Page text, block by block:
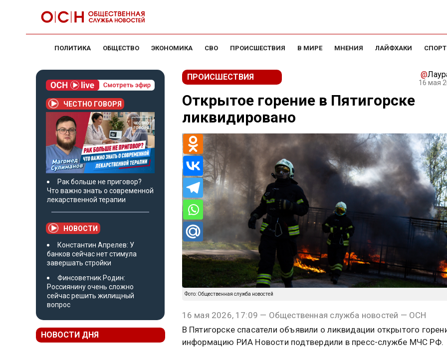
ПОЛИТИКА ОБЩЕСТВО ЭКОНОМИКА СВО ПРОИСШЕСТВИЯ В МИРЕ МНЕНИЯ ЛАЙФХАКИ СПОРТ
ЧЕСТНО ГОВОРЯ
Рак больше не приговор?
Что важно знать о современной
лекарственной терапии
НОВОСТИ
Константин Апрелев: У
банков сейчас нет стимула
завершать стройки
Финсоветник Родин:
Россиянину очень сложно
сейчас решить жилищный
вопрос
НОВОСТИ ДНЯ
ПРОИСШЕСТВИЯ @
16 мая
Открытое горение в Пятигорске
ликвидировано
Фото: Общественная служба новостей
16 мая 2026, 17:09 — Общественная служба новостей — ОСН
В Пятигорске спасатели объявили о ликвидации открытого
информацию РИА Новости подтвердили в пресс-службе МЧС РФ.